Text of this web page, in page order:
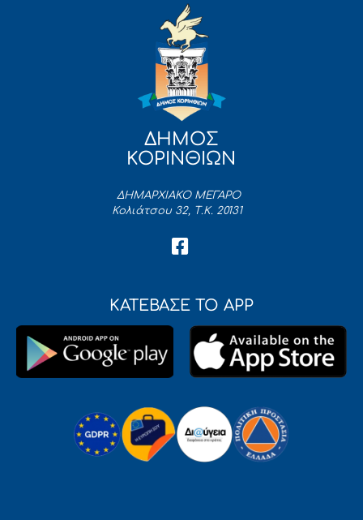
ΔΗΜΟΣ
ΚΟΡΙΝΘΙΩΝ
ΔΗΜΑΡΧΙΑΚΟ ΜΕΓΑΡΟ
Κολιάτσου 32, Τ.Κ. 20131
ΚΑΤΕΒΑΣΕ ΤΟ APP